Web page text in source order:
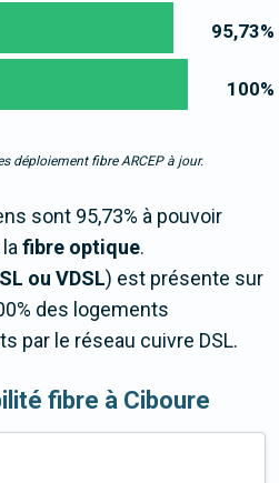
95,73%
100%
déploiement fibre ARCEP à jour.
sont 95,73% à pouvoir
fibre optique.
ou VDSL) est présente sur
des logements
par le réseau cuivre DSL.
fibre à Ciboure